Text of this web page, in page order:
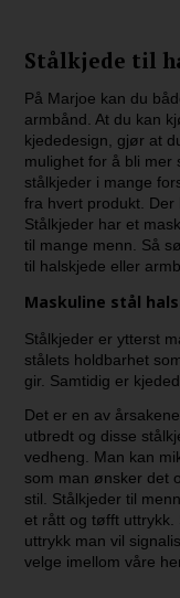
Stålkjede til
På Marjoe kan du
armbånd. At du kan
kjededesign, gjør at
mulighet for å bli mer
stålkjeder i mange
fra hvert produkt.
Stålkjeder har et
til mange menn. Så
til halskjede eller
Maskuline stål
Stålkjeder er ytterst
stålets holdbarhet
gir. Samtidig er
Det er en av
utbredt og disse
vedheng. Man kan
som man ønsker det
stil. Stålkjeder til
et rått og tøfft
uttrykk man vil
velge imellom våre